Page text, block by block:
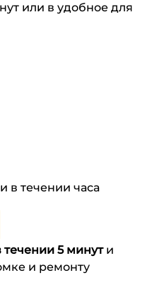
или в удобное для
в течении часа
течении 5 минути
и ремонту